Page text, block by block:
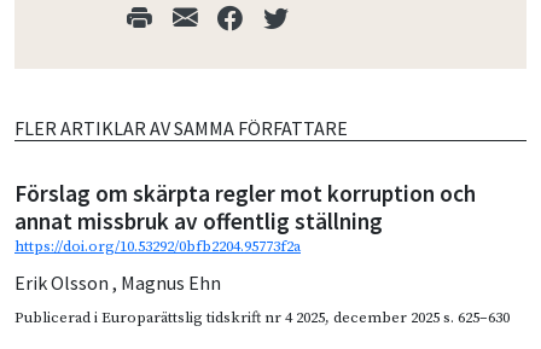
FLER ARTIKLAR AV SAMMA FÖRFATTARE
Förslag om skärpta regler mot korruption och
annat missbruk av offentlig ställning
https://doi.org/10.53292/0bfb2204.95773f2a
Erik Olsson , Magnus Ehn
Publicerad iEuroparättslig tidskrift nr 4 2025, december 2025s. 625–630